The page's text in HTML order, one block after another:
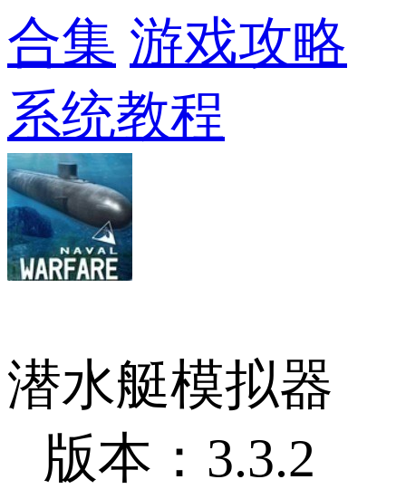
合集 游戏攻略
系统教程
潜水艇模拟器
版本：3.3.2